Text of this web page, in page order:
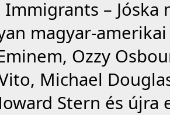
Immigrants –
magyar-
Ozzy
Michael
Stern és